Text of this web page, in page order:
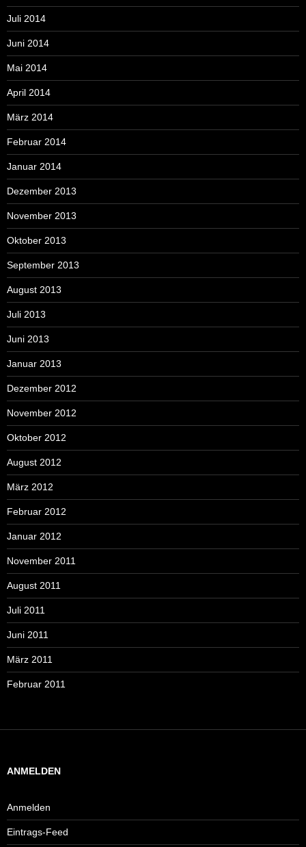
Juli 2014
Juni 2014
Mai 2014
April 2014
März 2014
Februar 2014
Januar 2014
Dezember 2013
November 2013
Oktober 2013
September 2013
August 2013
Juli 2013
Juni 2013
Januar 2013
Dezember 2012
November 2012
Oktober 2012
August 2012
März 2012
Februar 2012
Januar 2012
November 2011
August 2011
Juli 2011
Juni 2011
März 2011
Februar 2011
ANMELDEN
Anmelden
Eintrags-Feed